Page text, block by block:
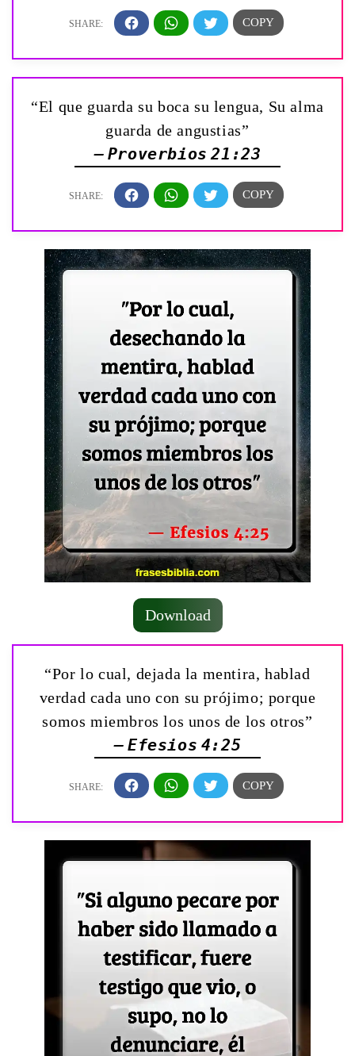
“El que guarda su boca su lengua, Su alma
guarda de angustias”
— Proverbios 21:23
Download
“Por lo cual, dejada la mentira, hablad
verdad cada uno con su prójimo; porque
somos miembros los unos de los otros”
— Efesios 4:25